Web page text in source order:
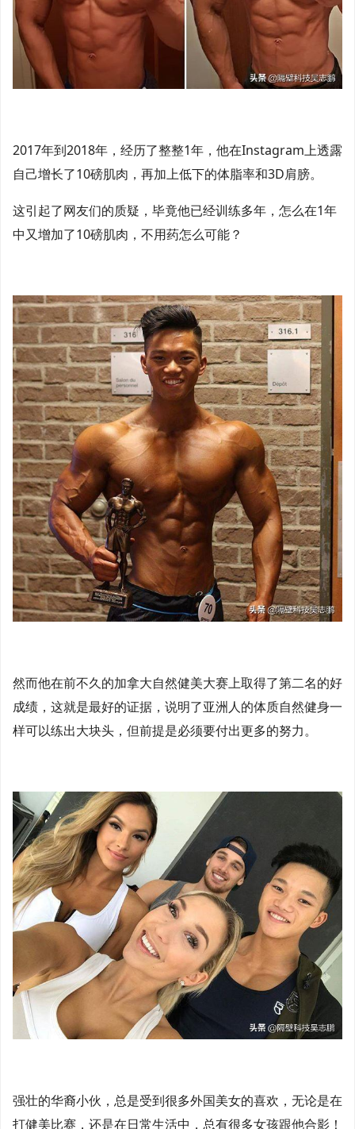
2017年到2018年，经历了整整1年，他在Instagram上透露
自己增长了10磅肌肉，再加上低下的体脂率和3D肩膀。
这引起了网友们的质疑，毕竟他已经训练多年，怎么在1年
中又增加了10磅肌肉，不用药怎么可能？
然而他在前不久的加拿大自然健美大赛上取得了第二名的好
成绩，这就是最好的证据，说明了亚洲人的体质自然健身一
样可以练出大块头，但前提是必须要付出更多的努力。
强壮的华裔小伙，总是受到很多外国美女的喜欢，无论是在
打健美比赛，还是在日常生活中，总有很多女孩跟他合影！